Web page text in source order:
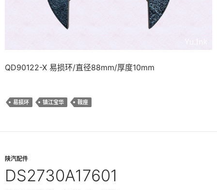
QD90122-X 易损环/直径88mm/厚度10mm
易损环 镇江宝华 鞍座
陕汽配件
DS2730A17601